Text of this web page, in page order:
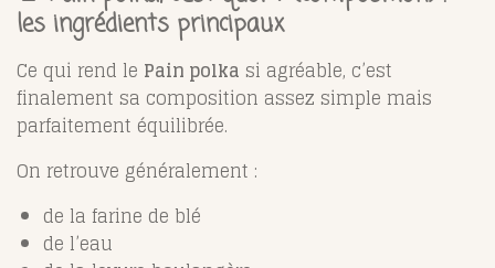
les ingrédients principaux
Ce qui rend le Pain polka si agréable, c’est
finalement sa composition assez simple mais
parfaitement équilibrée.
On retrouve généralement :
de la farine de blé
de l’eau